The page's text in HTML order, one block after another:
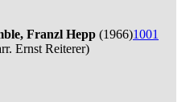
Franzl Hepp (1966)1001
Ernst Reiterer)